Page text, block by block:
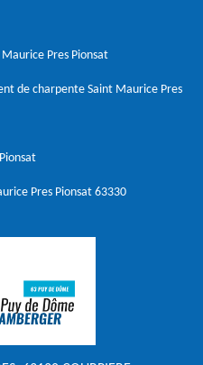
Pres Pionsat
de charpente Saint Maurice Pres
Pres Pionsat 63330